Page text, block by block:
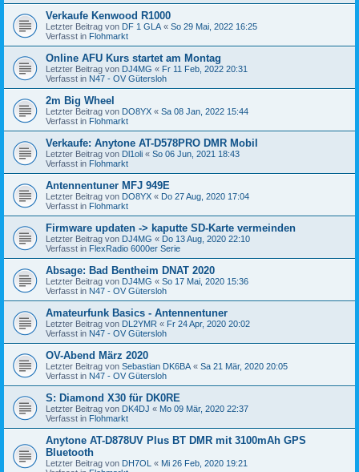
Verkaufe Kenwood R1000
Letzter Beitrag von DF 1 GLA « So 29 Mai, 2022 16:25
Verfasst in Flohmarkt
Online AFU Kurs startet am Montag
Letzter Beitrag von DJ4MG « Fr 11 Feb, 2022 20:31
Verfasst in N47 - OV Gütersloh
2m Big Wheel
Letzter Beitrag von DO8YX « Sa 08 Jan, 2022 15:44
Verfasst in Flohmarkt
Verkaufe: Anytone AT-D578PRO DMR Mobil
Letzter Beitrag von Dl1oli « So 06 Jun, 2021 18:43
Verfasst in Flohmarkt
Antennentuner MFJ 949E
Letzter Beitrag von DO8YX « Do 27 Aug, 2020 17:04
Verfasst in Flohmarkt
Firmware updaten -> kaputte SD-Karte vermeinden
Letzter Beitrag von DJ4MG « Do 13 Aug, 2020 22:10
Verfasst in FlexRadio 6000er Serie
Absage: Bad Bentheim DNAT 2020
Letzter Beitrag von DJ4MG « So 17 Mai, 2020 15:36
Verfasst in N47 - OV Gütersloh
Amateurfunk Basics - Antennentuner
Letzter Beitrag von DL2YMR « Fr 24 Apr, 2020 20:02
Verfasst in N47 - OV Gütersloh
OV-Abend März 2020
Letzter Beitrag von Sebastian DK6BA « Sa 21 Mär, 2020 20:05
Verfasst in N47 - OV Gütersloh
S: Diamond X30 für DK0RE
Letzter Beitrag von DK4DJ « Mo 09 Mär, 2020 22:37
Verfasst in Flohmarkt
Anytone AT-D878UV Plus BT DMR mit 3100mAh GPS
Bluetooth
Letzter Beitrag von DH7OL « Mi 26 Feb, 2020 19:21